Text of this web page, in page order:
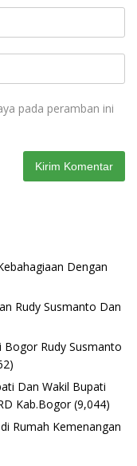
pada peramban ini
Dengan
Rudy Susmanto Dan
Bogor Rudy Susmanto
Dan Wakil Bupati
Kab.Bogor (9,044)
Rumah Kemenangan